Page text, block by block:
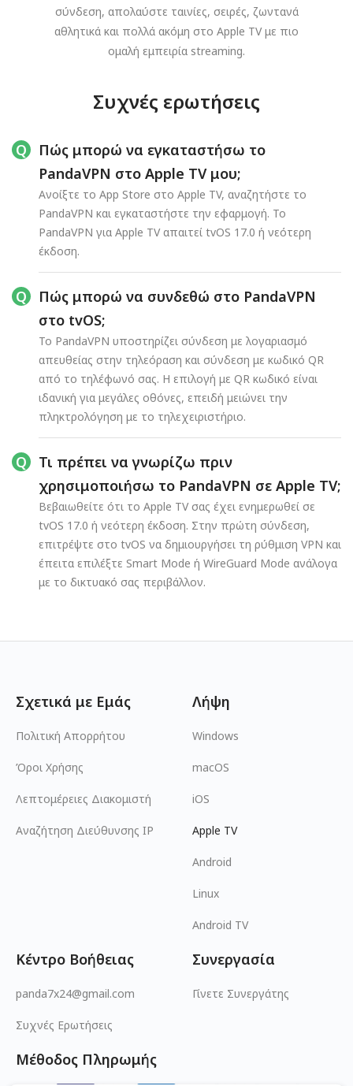
σύνδεση, απολαύστε ταινίες, σειρές, ζωντανά
αθλητικά και πολλά ακόμη στο Apple TV με πιο
ομαλή εμπειρία streaming.
Συχνές ερωτήσεις
Πώς μπορώ να εγκαταστήσω το
PandaVPN στο Apple TV μου;
Ανοίξτε το App Store στο Apple TV, αναζητήστε το
PandaVPN και εγκαταστήστε την εφαρμογή. Το
PandaVPN για Apple TV απαιτεί tvOS 17.0 ή νεότερη
έκδοση.
Πώς μπορώ να συνδεθώ στο PandaVPN
στο tvOS;
Το PandaVPN υποστηρίζει σύνδεση με λογαριασμό
απευθείας στην τηλεόραση και σύνδεση με κωδικό QR
από το τηλέφωνό σας. Η επιλογή με QR κωδικό είναι
ιδανική για μεγάλες οθόνες, επειδή μειώνει την
πληκτρολόγηση με το τηλεχειριστήριο.
Τι πρέπει να γνωρίζω πριν
χρησιμοποιήσω το PandaVPN σε Apple TV;
Βεβαιωθείτε ότι το Apple TV σας έχει ενημερωθεί σε
tvOS 17.0 ή νεότερη έκδοση. Στην πρώτη σύνδεση,
επιτρέψτε στο tvOS να δημιουργήσει τη ρύθμιση VPN και
έπειτα επιλέξτε Smart Mode ή WireGuard Mode ανάλογα
με το δικτυακό σας περιβάλλον.
Σχετικά με Εμάς
Πολιτική Απορρήτου
Όροι Χρήσης
Λεπτομέρειες Διακομιστή
Αναζήτηση Διεύθυνσης IP
Λήψη
Windows
macOS
iOS
Apple TV
Android
Linux
Android TV
Κέντρο Βοήθειας
panda7x24@gmail.com
Συχνές Ερωτήσεις
Συνεργασία
Γίνετε Συνεργάτης
Μέθοδος Πληρωμής